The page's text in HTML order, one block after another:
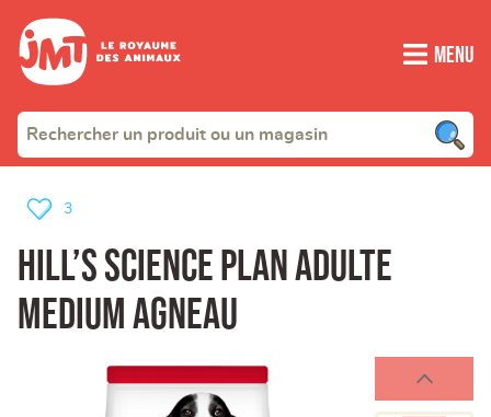
Menu
Hill’s science plan adulte
medium agneau
3